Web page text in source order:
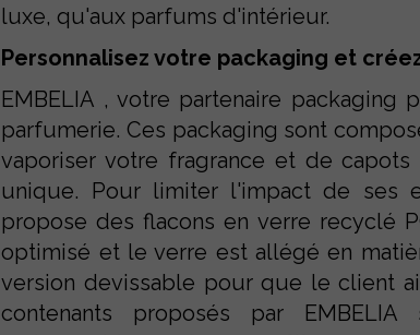
luxe, qu'aux parfums d'intérieur.
Personnalisez votre packaging et
EMBELIA , votre partenaire
parfumerie. Ces packaging sont
vaporiser votre fragrance et de
unique. Pour limiter l'impact de ses
propose des flacons en verre recyclé
optimisé et le verre est allégé en
version devissable pour que le client
contenants proposés par